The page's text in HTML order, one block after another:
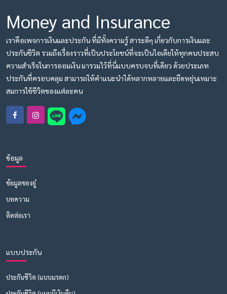
Money and Insurance
เราคือเพจการเงินและประกัน ที่มีทั้งความรู้ สาระดีๆ เกี่ยวกับการเงินและ
ประกันชีวิต รวมถึงเรื่องราวที่เป็นประโยชน์ที่จะเป็นไอเดียให้ทุกคนประสบ
ความสำเร็จในการออมเงิน มารวมไว้ที่นี่แบบครบจบที่เดียว ด้วยประเภท
ประกันที่ครอบคลุม สามารถให้คำแนะนำได้หลากหลายและยืดหยุ่นเหมาะ
สมการใช้ชีวิตของแต่ละคน
ข้อมูล
ข้อมูลของอู๋
บทความ
ติดต่อเรา
แบบประกัน
ประกันชีวิต (แบบมรดก)